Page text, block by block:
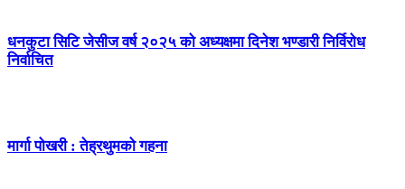
धनकुटा सिटि जेसीज वर्ष २०२५ को अध्यक्षमा दिनेश भण्डारी निर्विरोध
निर्वाचित
मार्गा पोखरी : तेह्रथुमको गहना